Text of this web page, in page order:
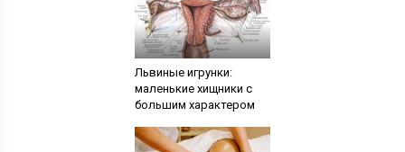
Львиные игрунки:
маленькие хищники с
большим характером